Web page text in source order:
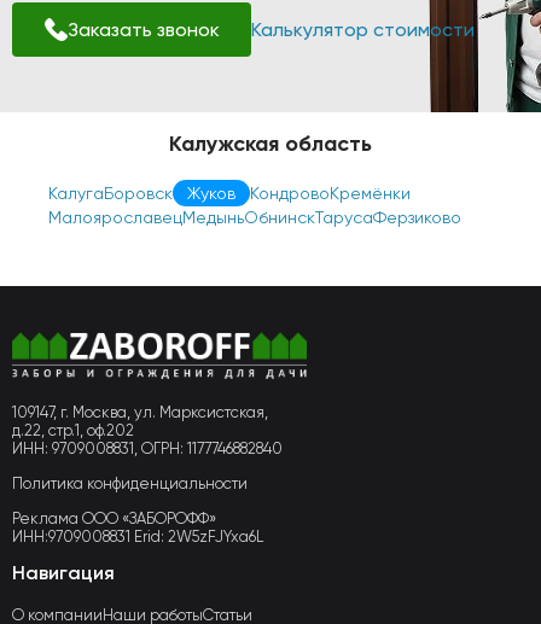
Заказать звонок Калькулятор стоимости
Калужская область
КалугаБоровск Жуков КондровоКремёнки
МалоярославецМедыньОбнинскТарусаФерзиково
109147, г. Москва, ул. Марксистская,
д.22, стр.1, оф.202
ИНН: 9709008831, ОГРН: 1177746882840
Политика конфиденциальности
Реклама ООО «ЗАБОРОФФ»
ИНН:9709008831 Erid: 2W5zFJYxa6L
Навигация
О компании Наши работыСтатьи